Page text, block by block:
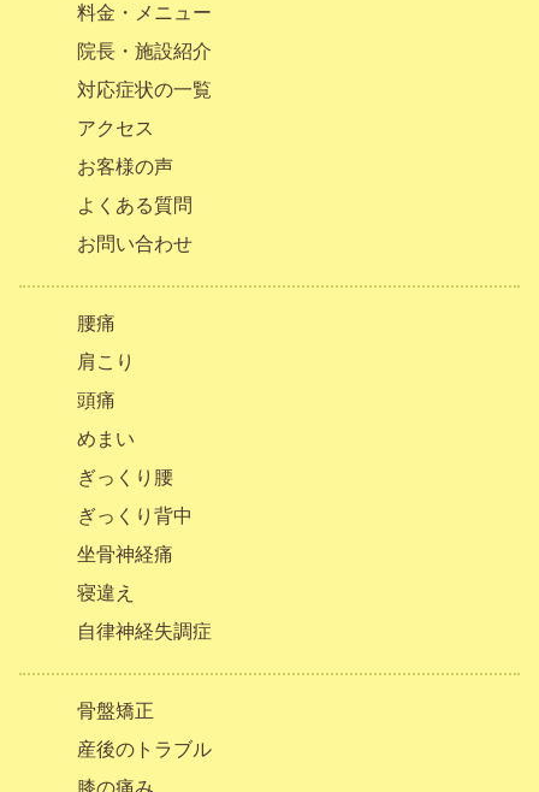
料金・メニュー
院長・施設紹介
対応症状の一覧
アクセス
お客様の声
よくある質問
お問い合わせ
腰痛
肩こり
頭痛
めまい
ぎっくり腰
ぎっくり背中
坐骨神経痛
寝違え
自律神経失調症
骨盤矯正
産後のトラブル
膝の痛み